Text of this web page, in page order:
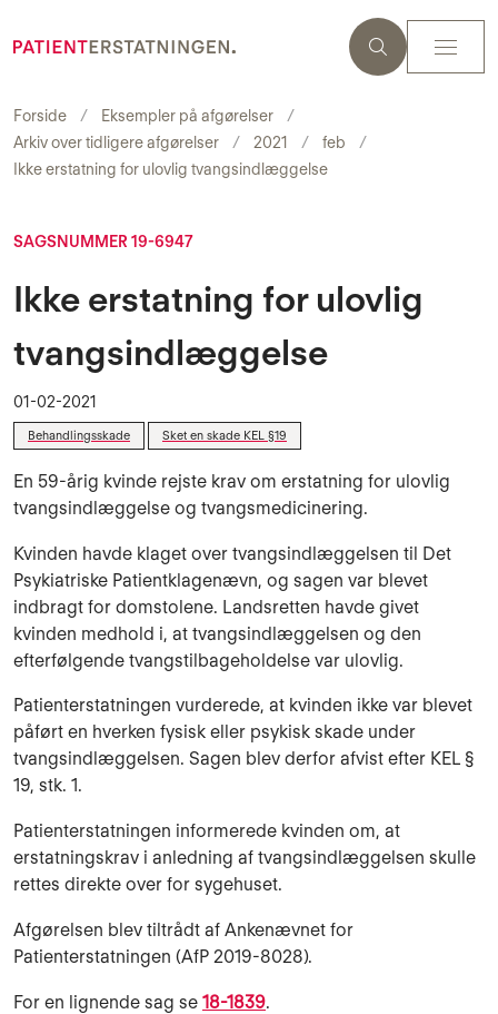
Forside
Eksempler på afgørelser
Arkiv over tidligere afgørelser
2021
feb
Ikke erstatning for ulovlig tvangsindlæggelse
SAGSNUMMER 19-6947
Ikke erstatning for ulovlig
tvangsindlæggelse
01-02-2021
Behandlingsskade Sket en skade KEL §19
En 59-årig kvinde rejste krav om erstatning for ulovlig
tvangsindlæggelse og tvangsmedicinering.
Kvinden havde klaget over tvangsindlæggelsen til Det
Psykiatriske Patientklagenævn, og sagen var blevet
indbragt for domstolene. Landsretten havde givet
kvinden medhold i, at tvangsindlæggelsen og den
efterfølgende tvangstilbageholdelse var ulovlig.
Patienterstatningen vurderede, at kvinden ikke var blevet
påført en hverken fysisk eller psykisk skade under
tvangsindlæggelsen. Sagen blev derfor afvist efter KEL §
19, stk. 1.
Patienterstatningen informerede kvinden om, at
erstatningskrav i anledning af tvangsindlæggelsen skulle
rettes direkte over for sygehuset.
Afgørelsen blev tiltrådt af Ankenævnet for
Patienterstatningen (AfP 2019-8028).
For en lignende sag se 18-1839.